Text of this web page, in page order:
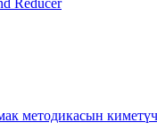
методикасын